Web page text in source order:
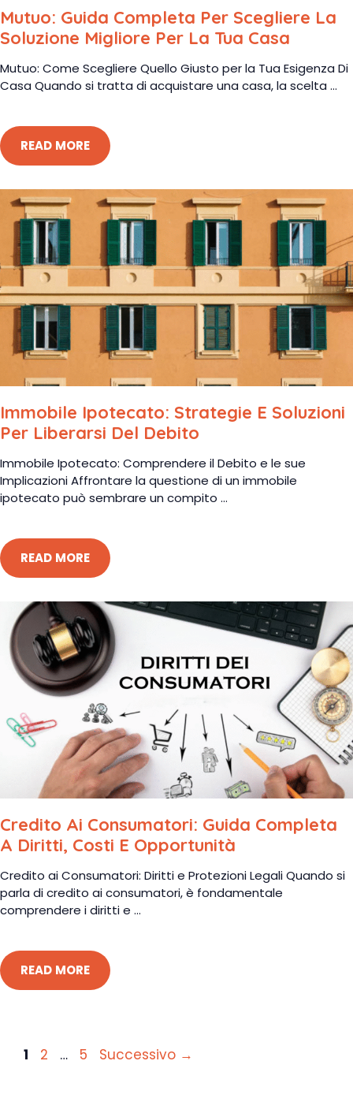
Mutuo: Guida Completa Per Scegliere La
Soluzione Migliore Per La Tua Casa
Mutuo: Come Scegliere Quello Giusto per la Tua Esigenza Di
Casa Quando si tratta di acquistare una casa, la scelta ...
READ MORE
Immobile Ipotecato: Strategie E Soluzioni
Per Liberarsi Del Debito
Immobile Ipotecato: Comprendere il Debito e le sue
Implicazioni Affrontare la questione di un immobile
ipotecato può sembrare un compito ...
READ MORE
Credito Ai Consumatori: Guida Completa
A Diritti, Costi E Opportunità
Credito ai Consumatori: Diritti e Protezioni Legali Quando si
parla di credito ai consumatori, è fondamentale
comprendere i diritti e ...
READ MORE
Pagina
1 Pagina
2 … Pagina
5 Successivo →